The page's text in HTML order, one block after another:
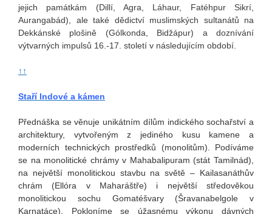
jejich památkám (Dillí, Agra, Láhaur, Fatéhpur Sikrí,
Aurangabád), ale také dědictví muslimských sultanátů na
Dekkánské plošině (Gólkonda, Bidžápur) a doznívání
výtvarných impulsů 16.-17. století v následujícím období.
↑↑
Staří Indové a kámen
Přednáška se věnuje unikátním dílům indického sochařství a
architektury, vytvořeným z jediného kusu kamene a
moderních technických prostředků (monolitům). Podíváme
se na monolitické chrámy v Mahabalipuram (stát Tamilnád),
na největší monolitickou stavbu na světě – Kailasanáthův
chrám (Ellóra v Maharáštře) i největší středověkou
monolitickou sochu Gomatéšvary (Šravanabelgole v
Karnatáce). Pokloníme se úžasnému výkonu dávných